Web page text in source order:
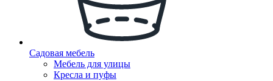
Садовая мебель
Мебель для улицы
Кресла и пуфы